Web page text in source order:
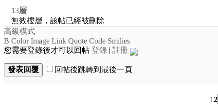
13層
無效樓層，該帖已經被刪除
高級模式
B Color Image Link Quote Code Smilies
您需要登錄後才可以回帖 登錄 | 註冊
發表回覆 回帖後跳轉到最後一頁
12